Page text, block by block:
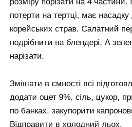
потерти на тертці, має
корейських страв. Салатний
подрібнити на блендері. А
нарізати.
Змішати в ємності всі
додати оцет 9%, сіль, цукор,
по банках, закупорити
Відправити в холодний льох.